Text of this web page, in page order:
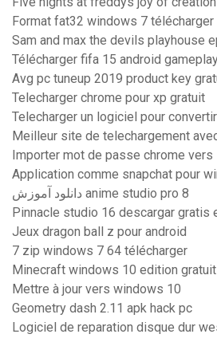
Format fat32 windows 7 télécharger
Sam and max the devils playhouse
Télécharger fifa 15 android
Avg pc tuneup 2019 product key
Telecharger chrome pour xp gratuit
Telecharger un logiciel pour
Meilleur site de telechargement
Importer mot de passe chrome
Application comme snapchat pour
دانلود آموزش anime studio pro 8
Pinnacle studio 16 descargar gratis
Jeux dragon ball z pour android
7 zip windows 7 64 télécharger
Minecraft windows 10 edition
Mettre à jour vers windows 10
Geometry dash 2.11 apk hack pc
Logiciel de reparation disque dur